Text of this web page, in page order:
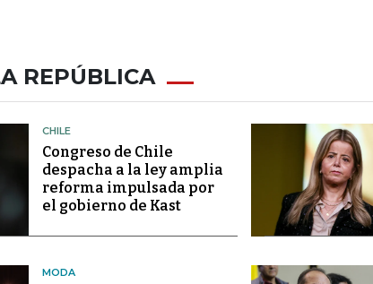
REPÚBLICA
CHILE
Congreso de Chile
despacha a la ley amplia
reforma impulsada por
el gobierno de Kast
MODA